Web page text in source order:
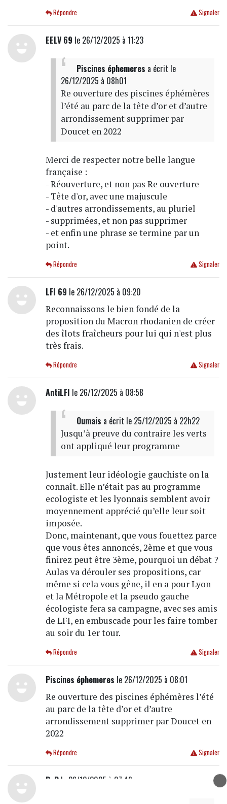
Signaler
Répondre
EELV 69 le 26/12/2025 à 11:23
Piscines éphemeres a écrit le
26/12/2025 à 08h01
Re ouverture des piscines éphémères
l’été au parc de la tête d’or et d’autre
arrondissement supprimer par
Doucet en 2022
Merci de respecter notre belle langue
française :
- Réouverture, et non pas Re ouverture
- Tête d'or, avec une majuscule
- d'autres arrondissements, au pluriel
- supprimées, et non pas supprimer
- et enfin une phrase se termine par un
point.
Signaler
Répondre
LFI 69 le 26/12/2025 à 09:20
Reconnaissons le bien fondé de la
proposition du Macron rhodanien de créer
des îlots fraîcheurs pour lui qui n'est plus
très frais.
Signaler
Répondre
AntiLFI le 26/12/2025 à 08:58
Oumais a écrit le 25/12/2025 à 22h22
Jusqu’à preuve du contraire les verts
ont appliqué leur programme
Justement leur idéologie gauchiste on la
connaît. Elle n’était pas au programme
ecologiste et les lyonnais semblent avoir
moyennement apprécié qu’elle leur soit
imposée.
Donc, maintenant, que vous fouettez parce
que vous êtes annoncés, 2ème et que vous
finirez peut être 3ème, pourquoi un débat ?
Aulas va dérouler ses propositions, car
même si cela vous gêne, il en a pour Lyon
et la Métropole et la pseudo gauche
écologiste fera sa campagne, avec ses amis
de LFI, en embuscade pour les faire tomber
au soir du 1er tour.
Signaler
Répondre
Piscines éphemeres le 26/12/2025 à 08:01
Re ouverture des piscines éphémères l’été
au parc de la tête d’or et d’autre
arrondissement supprimer par Doucet en
2022
Signaler
Répondre
BoBle 26/12/2025 à 07:46